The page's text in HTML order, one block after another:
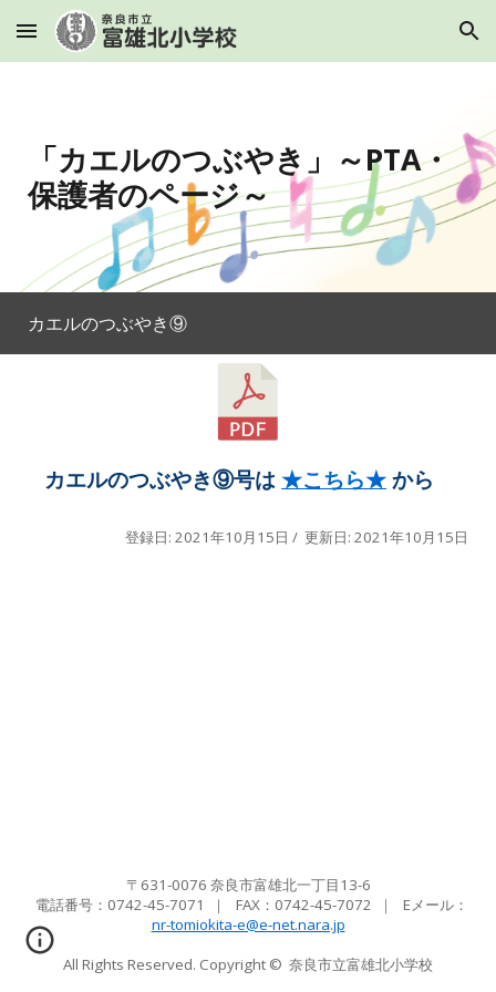
Skip to main content Skip to navigation
「カエルのつぶやき」～PTA・
保護者のページ～
カエルのつぶやき⑨
カエルのつぶやき⑨号は ★こちら★ から
登録日: 2021年10月15日 / 更新日: 2021年10月15日
〒631-0076 奈良市富雄北一丁目13-6
電話番号：0742-45-7071
｜ FAX： 0742-45-7072 ｜ Eメール：
nr-tomiokita-e@e-net.nara.jp
All Rights Reserved. Copyright © 奈良市立富雄北小学校